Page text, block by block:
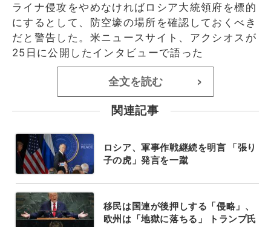
ライナ侵攻をやめなければロシア大統領府を標的
にするとして、防空壕の場所を確認しておくべき
だと警告した。米ニュースサイト、アクシオスが
25日に公開したインタビューで語った
全文を読む >
関連記事
ロシア、軍事作戦継続を明言 「張り
子の虎」発言を一蹴
移民は国連が後押しする「侵略」、
欧州は「地獄に落ちる」 トランプ氏